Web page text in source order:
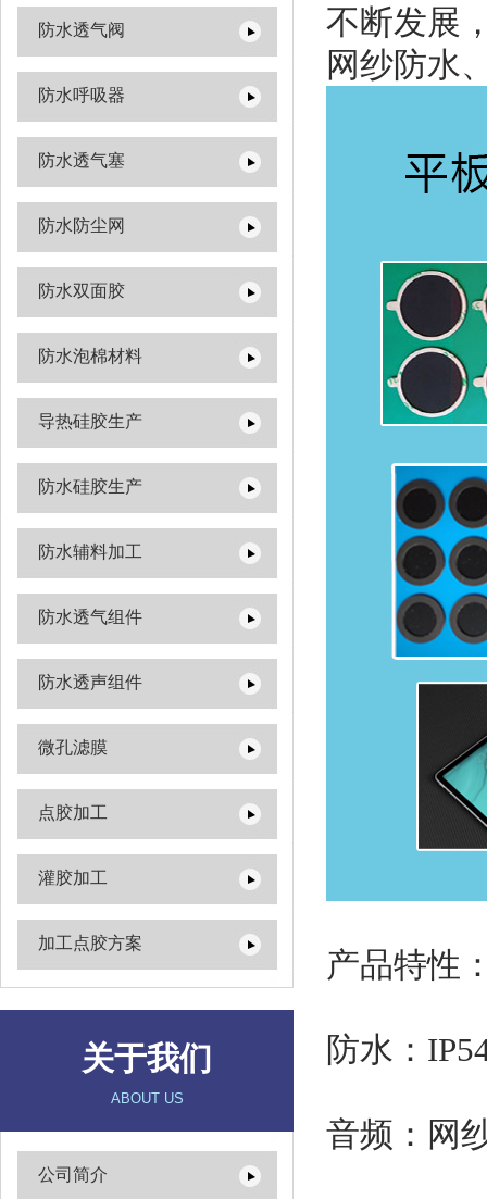
防水透气阀
防水呼吸器
防水透气塞
防水防尘网
防水双面胶
防水泡棉材料
导热硅胶生产
防水硅胶生产
防水辅料加工
防水透气组件
防水透声组件
微孔滤膜
点胶加工
灌胶加工
加工点胶方案
关于我们
ABOUT US
公司简介
不断发展
网纱防水
产品特性
防水：
音频：网